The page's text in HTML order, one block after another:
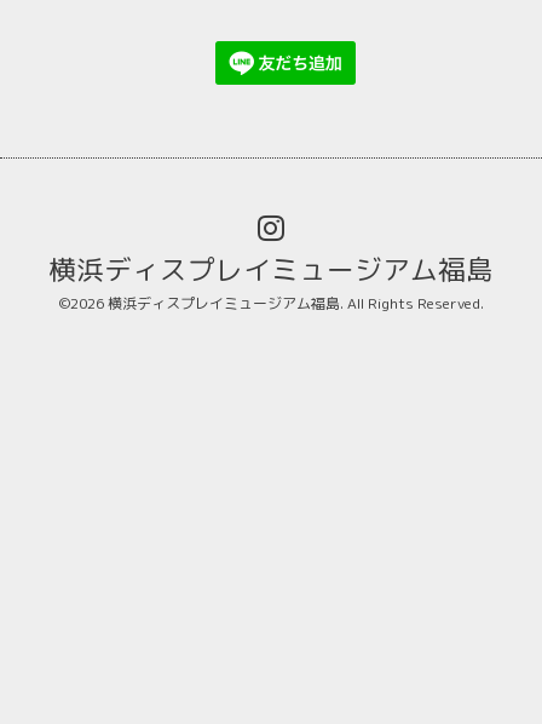
横浜ディスプレイミュージアム福島
©2026横浜ディスプレイミュージアム福島. All Rights Reserved.